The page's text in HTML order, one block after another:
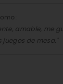
amable, me
juegos de mesa."